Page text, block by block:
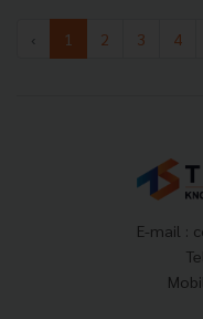
‹ 1 2 3 4
E-mail :